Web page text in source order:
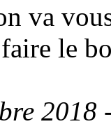
va
le
2018